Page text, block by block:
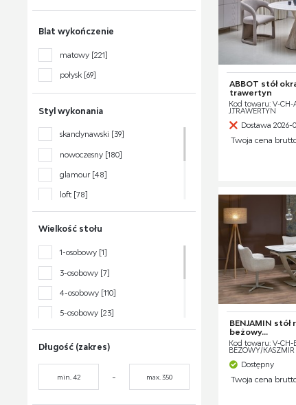
Polecane[5]
Blat wykończenie
matowy [221]
połysk [69]
Styl wykonania
skandynawski [39]
nowoczesny [180]
glamour [48]
loft [78]
klasyczny[31]
boho [7]
tradycyjny [79]
retro[2]
Wielkość stołu
1-osobowy [1]
3-osobowy [7]
4-osobowy [110]
5-osobowy [23]
6-osobowy[193]
8-osobowy[122]
10-osobowy
Długość (zakres)
-
ABBOT stół
trawertyn
Kod towaru: V-CH-
J.TRAWERTYN
Dostawa 2026-
Twoja cena
BENJAMIN stół
beżowy...
Kod towaru: V-CH-
BEŻOWY/KASZMIR
Dostępny
Twoja cena